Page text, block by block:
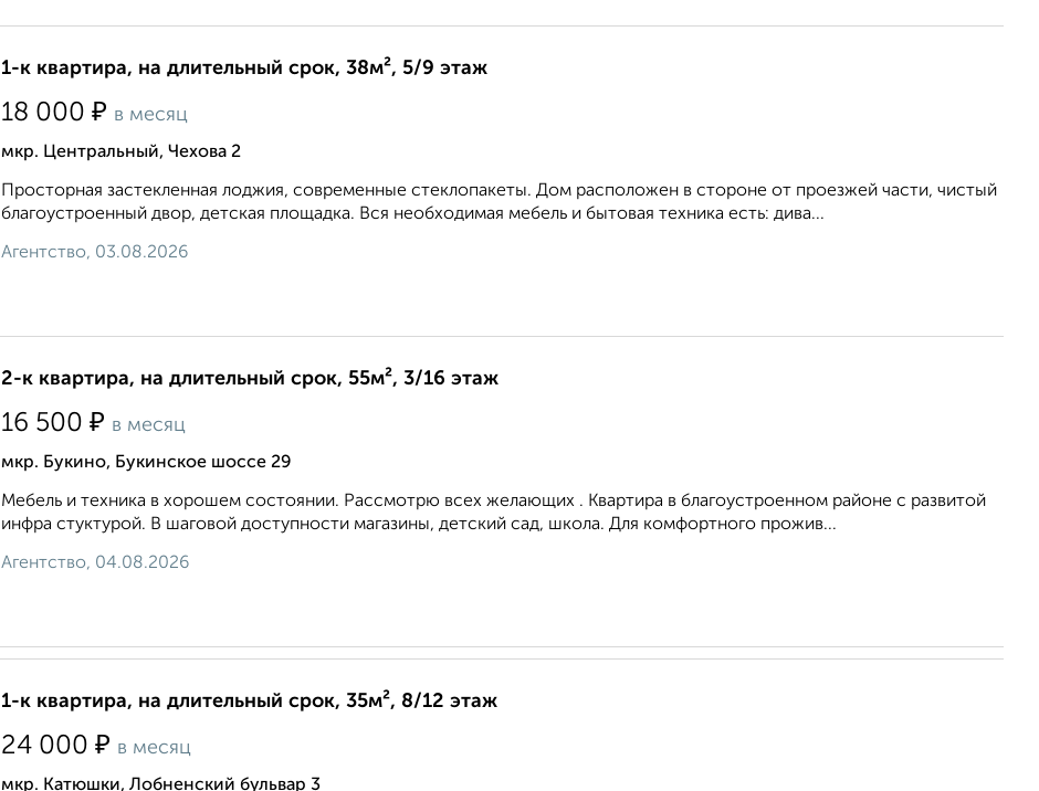
1-к квартира, на длительный срок, 38м², 5/9 этаж
18 000 ₽ в месяц
мкр. Центральный, Чехова 2
Просторная застекленная лоджия, современные стеклопакеты. Дом расположен в стороне от проезжей части, чистый
благоустроенный двор, детская площадка. Вся необходимая мебель и бытовая техника есть: дива...
Агентство, 03.08.2026
2-к квартира, на длительный срок, 55м², 3/16 этаж
16 500 ₽ в месяц
мкр. Букино, Букинское шоссе 29
Мебель и техника в хорошем состоянии. Рассмотрю всех желающих . Квартира в благоустроенном районе с развитой
инфра стуктурой. В шаговой доступности магазины, детский сад, школа. Для комфортного прожив...
Агентство, 04.08.2026
1-к квартира, на длительный срок, 35м², 8/12 этаж
24 000 ₽ в месяц
мкр. Катюшки, Лобненский бульвар 3